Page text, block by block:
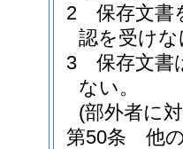
2
保存文書
認を受け
3
保存文書
ない。
(部外者に
第50条
他